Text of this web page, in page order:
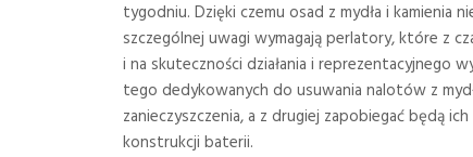
tygodniu. Dzięki czemu osad z mydła i kamienia
szczególnej uwagi wymagają perlatory, które z
i na skuteczności działania i reprezentacyjnego
tego dedykowanych do usuwania nalotów z
zanieczyszczenia, a z drugiej zapobiegać będą
konstrukcji baterii.